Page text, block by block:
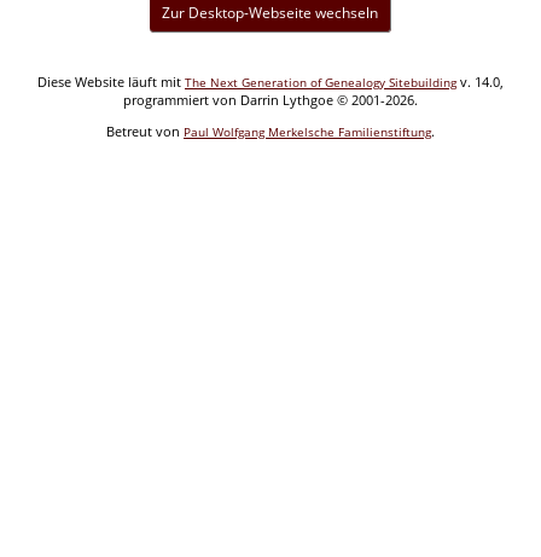
Zur Desktop-Webseite wechseln
Diese Website läuft mit The Next Generation of Genealogy Sitebuildingv. 14.0,
programmiert von Darrin Lythgoe © 2001-2026.
Betreut von Paul Wolfgang Merkelsche Familienstiftung.